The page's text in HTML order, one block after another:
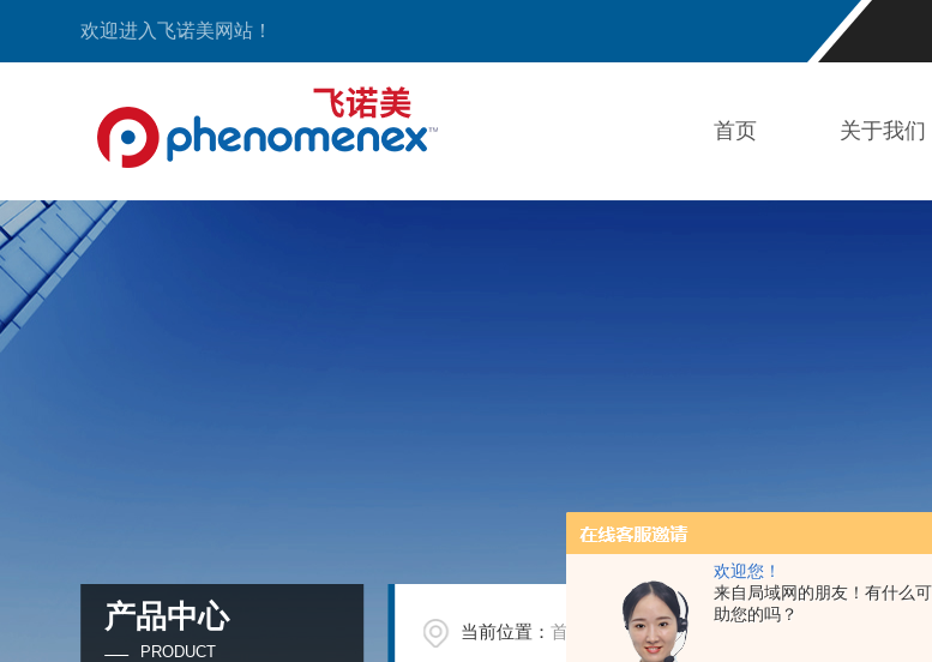
欢迎您！
来自局域网的朋友！有什么
助您的吗？
欢迎进入飞诺美网站！
首页 关于我们
产品中心
PRODUCT
当前位置：首页 产品中心/